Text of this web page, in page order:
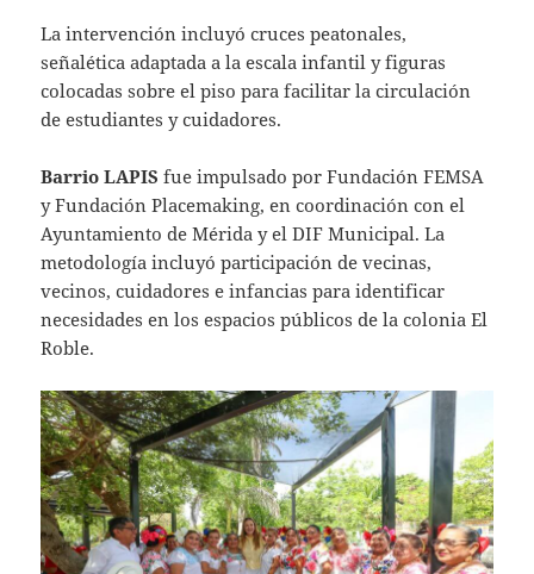
La intervención incluyó cruces peatonales,
señalética adaptada a la escala infantil y figuras
colocadas sobre el piso para facilitar la circulación
de estudiantes y cuidadores.
Barrio LAPIS fue impulsado por Fundación FEMSA
y Fundación Placemaking, en coordinación con el
Ayuntamiento de Mérida y el DIF Municipal. La
metodología incluyó participación de vecinas,
vecinos, cuidadores e infancias para identificar
necesidades en los espacios públicos de la colonia El
Roble.